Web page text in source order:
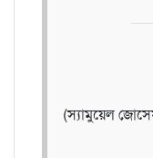
(স্যামুয়েল